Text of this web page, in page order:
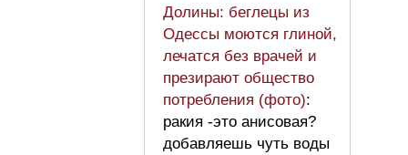
Долины: беглецы из
Одессы моются глиной,
лечатся без врачей и
презирают общество
потребления (фото):
ракия -это анисовая?
добавляешь чуть воды